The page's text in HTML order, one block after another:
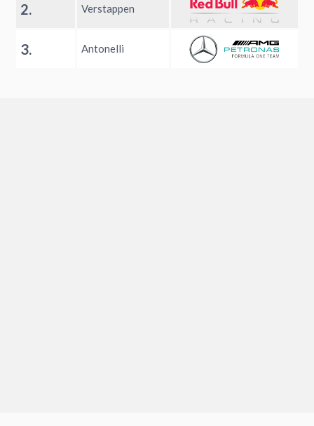
2. Verstappen
3. Antonelli